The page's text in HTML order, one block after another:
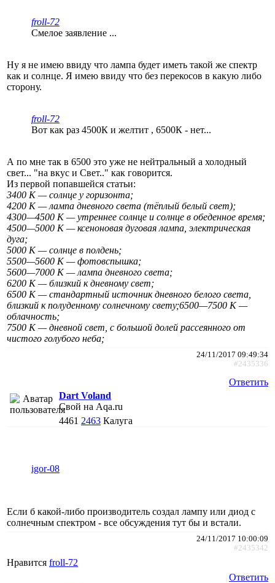
froll-72
Смелое заявление ...
Ну я не имею ввиду что лампа будет иметь такой же спектр
как и солнце. Я имею ввиду что без перекосов в какую либо
сторону.
froll-72
Вот как раз 4500К и желтит , 6500К - нет...
А по мне так в 6500 это уже не нейтральный а холодный
свет... "на вкус и Свет.." как говорится.
Из первой попавшейся статьи:
3400 К — солнце у горизонта;
4200 К — лампа дневного света (тёплый белый свет);
4300—4500 K — утреннее солнце и солнце в обеденное время;
4500—5000 К — ксеноновая дуговая лампа, электрическая
дуга;
5000 К — солнце в полдень;
5500—5600 К — фотовспышка;
5600—7000 К — лампа дневного света;
6200 К — близкий к дневному свет;
6500 К — стандартный источник дневного белого света,
близкий к полуденному солнечному свету;6500—7500 К —
облачность;
7500 К — дневной свет, с большой долей рассеянного от
чистого голубого неба;
24/11/2017 09:49:34
#2435336
Ответить
Dart Voland
Свой на Aqa.ru
4461 2463 Калуга
igor-08
Если б какой-либо производитель создал лампу или диод с
солнечным спектром - все обсуждения тут бы и встали.
24/11/2017 10:00:09
#2435342
Нравится froll-72
Ответить